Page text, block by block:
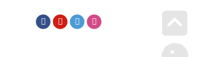
FacebookYoutubeTwitter
Go